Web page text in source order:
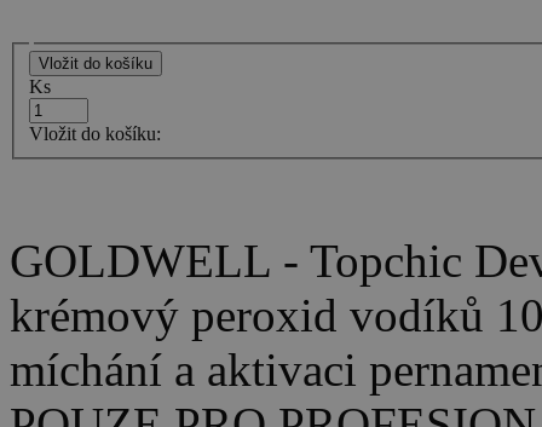
Ks
Vložit do košíku:
GOLDWELL - Topchic
krémový peroxid vodíků
míchání a aktivaci